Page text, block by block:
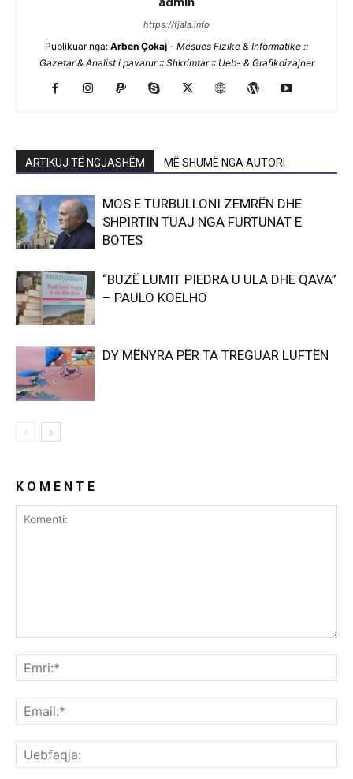
https://fjala.info
Publikuar nga: Arben Çokaj - Mësues Fizike & Informatike ::
Gazetar & Analist i pavarur :: Shkrimtar :: Ueb- & Grafikdizajner
ARTIKUJ TË NGJASHËM MË SHUMË NGA AUTORI
MOS E TURBULLONI ZEMRËN DHE
SHPIRTIN TUAJ NGA FURTUNAT E
BOTËS
“BUZË LUMIT PIEDRA U ULA DHE QAVA”
– PAULO KOELHO
DY MËNYRA PËR TA TREGUAR LUFTËN
K O M E N T E